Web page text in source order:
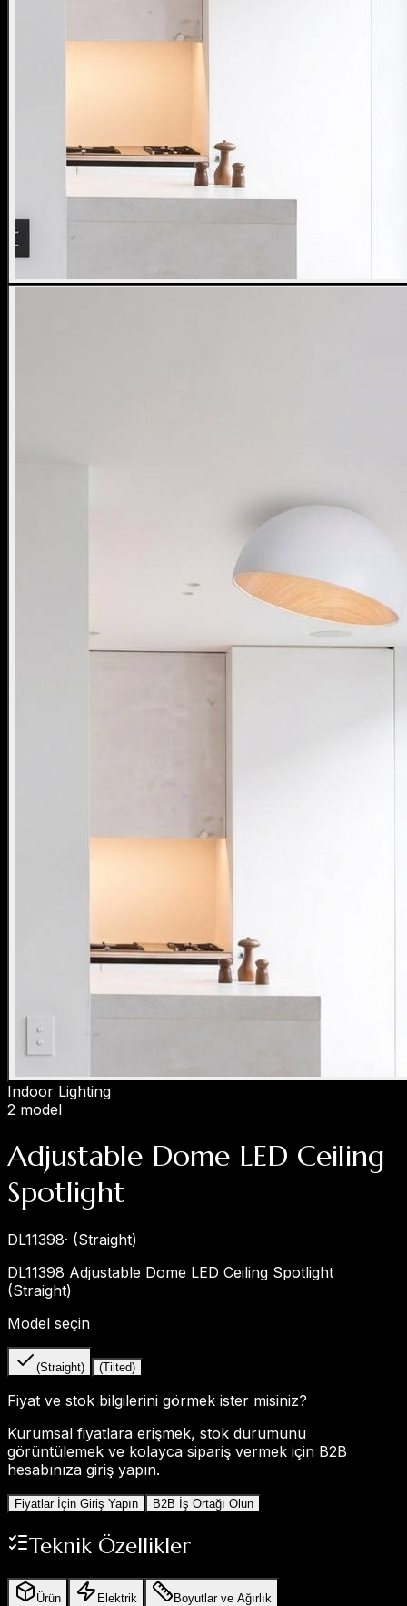
Indoor Lighting
2 model
Adjustable Dome LED Ceiling
Spotlight
DL11398· (Straight)
DL11398 Adjustable Dome LED Ceiling Spotlight
(Straight)
Model seçin
(Straight) (Tilted)
Fiyat ve stok bilgilerini görmek ister misiniz?
Kurumsal fiyatlara erişmek, stok durumunu
görüntülemek ve kolayca sipariş vermek için B2B
hesabınıza giriş yapın.
Fiyatlar İçin Giriş Yapın B2B İş Ortağı Olun
Teknik Özellikler
Ürün Elektrik Boyutlar ve Ağırlık